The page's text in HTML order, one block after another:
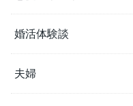
婚活体験談
夫婦